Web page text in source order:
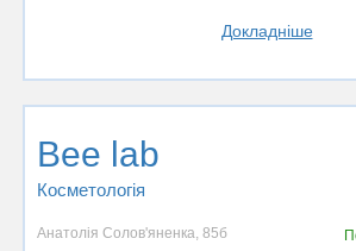
Докладніше
Bee lab
Косметологія
Анатолія Солов'яненка, 85б